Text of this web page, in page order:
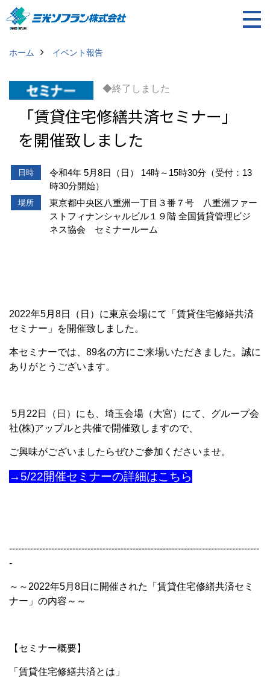
ホーム イベント報告
◆終了しました
「賃貸住宅修繕共済セミナー」
を開催致しました
日時
令和4年 5月8日（日） 14時～15時30分（受付：13
時30分開始）
場所
東京都中央区八重洲一丁目３番７号 八重洲ファー
ストフィナンシャルビル１９階 全国賃貸管理ビジ
ネス協会 セミナールーム
2022年5月8日（日）に東京会場にて「賃貸住宅修繕共済
セミナー」を開催致しました。
本セミナーでは、89名の方にご来場いただきました。誠に
ありがとうございます。
5月22日（日）にも、埼玉会場（大宮）にて、グループ会
社(株)アップルと共催で開催致しますので、
ご興味がございましたらぜひご参加くださいませ。
→5/22開催セミナーの詳細はこちら
-----------------------------------------------------------------------------------
-
～～2022年5月8日に開催された「賃貸住宅修繕共済セミ
ナー」の内容～～
【セミナー概要】
「賃貸住宅修繕共済とは」